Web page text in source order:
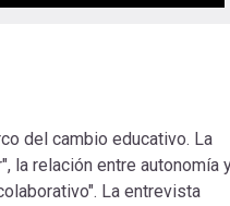
del cambio educativo. La
la relación entre autonomía
La entrevista